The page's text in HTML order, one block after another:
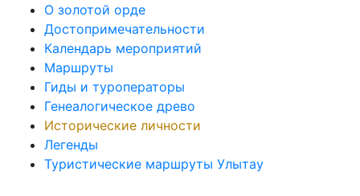
О золотой орде
Достопримечательности
Календарь мероприятий
Маршруты
Гиды и туроператоры
Генеалогическое древо
Исторические личности
Легенды
Туристические маршруты Улытау